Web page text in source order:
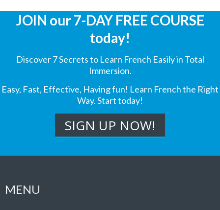
JOIN our 7-DAY FREE COURSE
today!
Discover 7 Secrets to Learn French Easily in Total
Immersion.
Easy, Fast, Effective, Having fun! Learn French the Right
Way. Start today!
MENU